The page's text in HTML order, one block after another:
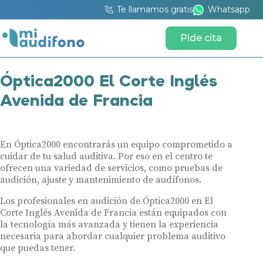
Te llamamos gratis Whatsapp
Pide cita
Óptica2000 El Corte Inglés
Avenida de Francia
En Óptica2000 encontrarás un equipo comprometido a
cuidar de tu salud auditiva. Por eso en el centro te
ofrecen una variedad de servicios, como pruebas de
audición, ajuste y mantenimiento de audífonos.
Los profesionales en audición de Óptica2000 en El
Corte Inglés Avenida de Francia están equipados con
la tecnología más avanzada y tienen la experiencia
necesaria para abordar cualquier problema auditivo
que puedas tener.